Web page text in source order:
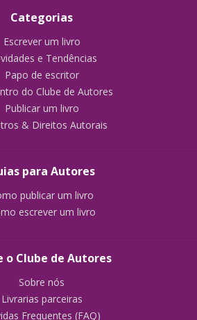
Categorias
Escrever um livro
e Tendências
Papo de escritor
do Clube de Autores
Publicar um livro
& Direitos Autorais
para Autores
publicar um livro
escrever um livro
o Clube de Autores
Sobre nós
Livrarias parceiras
Frequentes (FAQ)